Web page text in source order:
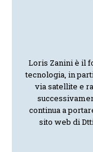
Loris Zanini è il
tecnologia, in
via satellite e
continua a
sito web di